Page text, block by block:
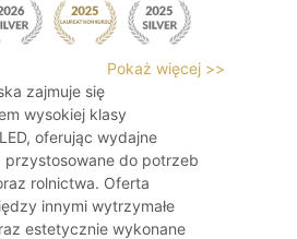
Pokaż więcej >>
zajmuje się
wysokiej klasy
oferując wydajne
przystosowane do potrzeb
rolnictwa. Oferta
innymi wytrzymałe
estetycznie wykonane